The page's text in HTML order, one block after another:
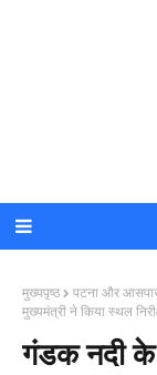
मुख्यपृष्ठ पटना और
मुख्यमंत्री ने किया स्थल
गंडक नदी